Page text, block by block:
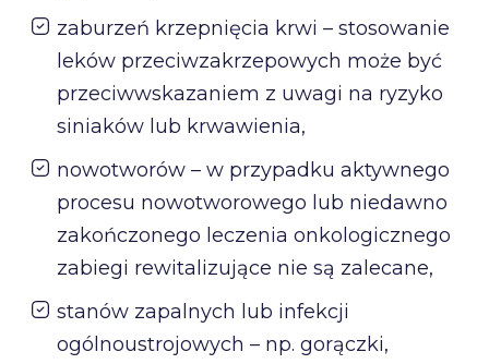
zaburzeń krzepnięcia krwi – stosowanie
leków przeciwzakrzepowych może być
przeciwwskazaniem z uwagi na ryzyko
siniaków lub krwawienia,
nowotworów – w przypadku aktywnego
procesu nowotworowego lub niedawno
zakończonego leczenia onkologicznego
zabiegi rewitalizujące nie są zalecane,
stanów zapalnych lub infekcji
ogólnoustrojowych – np. gorączki,